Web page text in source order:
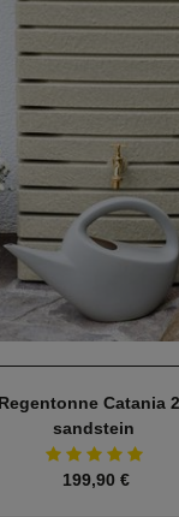
Catania
sandstein
199,90 €